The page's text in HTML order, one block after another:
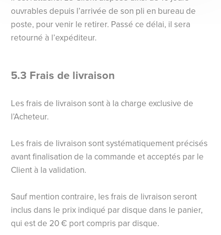
ouvrables depuis l’arrivée de son pli en bureau de
poste, pour venir le retirer. Passé ce délai, il sera
retourné à l’expéditeur.
5.3 Frais de livraison
Les frais de livraison sont à la charge exclusive de
l’Acheteur.
Les frais de livraison sont systématiquement précisés
avant finalisation de la commande et acceptés par le
Client à la validation.
Sauf mention contraire, les frais de livraison seront
inclus dans le prix indiqué par disque dans le panier,
qui est de 20 € port compris par disque.